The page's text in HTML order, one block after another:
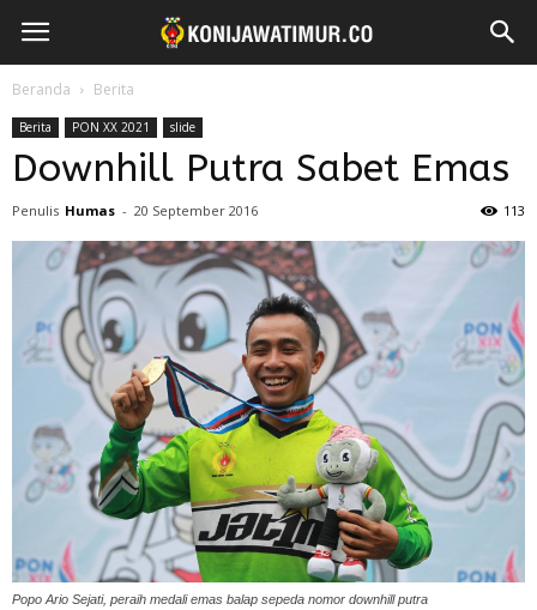
Beranda Berita
Berita PON XX 2021 slide
Downhill Putra Sabet Emas
Penulis Humas - 20 September 2016 113
Popo Ario Sejati, peraih medali emas balap sepeda nomor downhill putra